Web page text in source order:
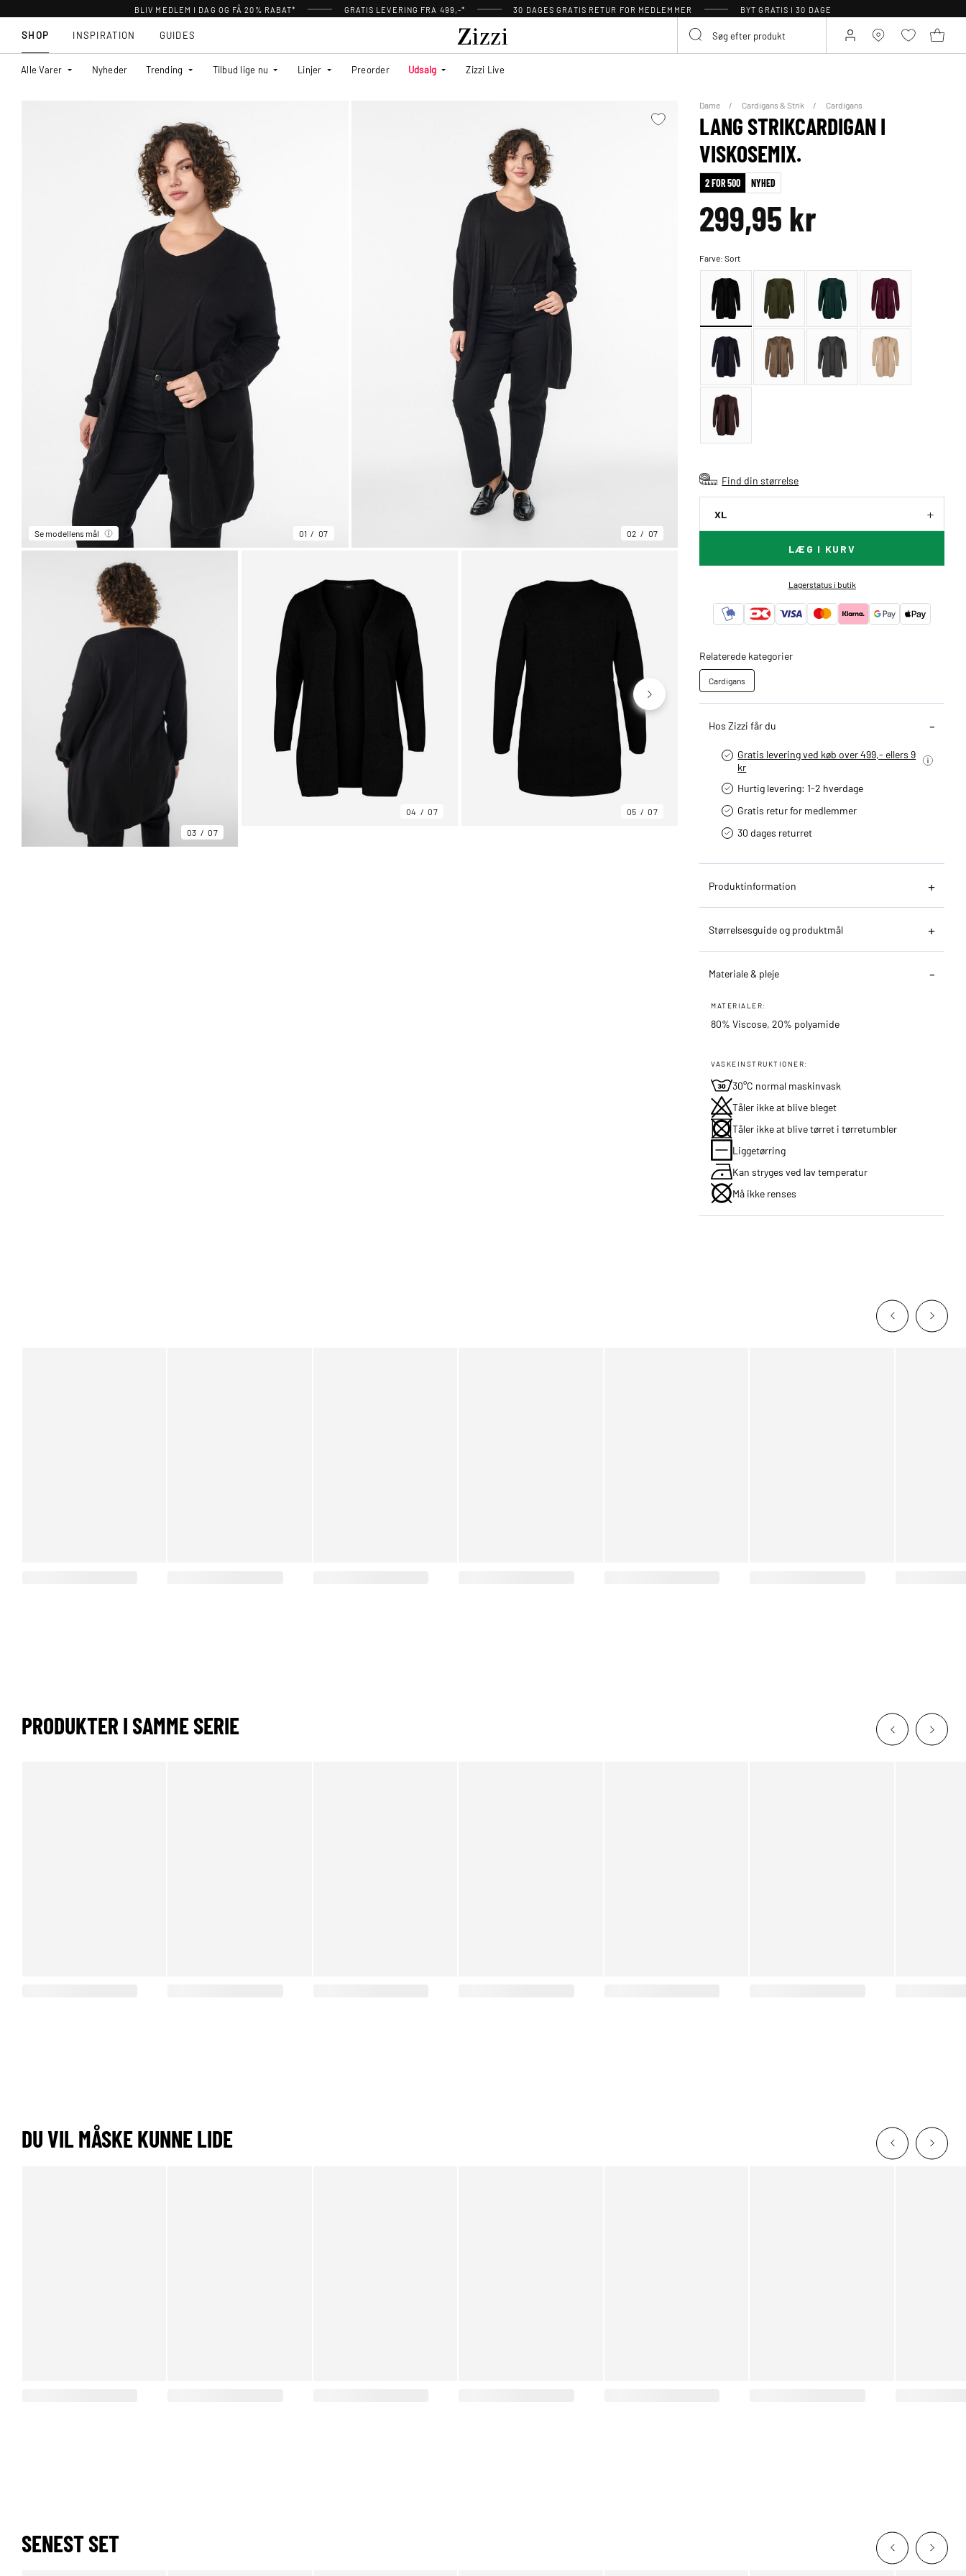
BLIV MEDLEM I DAG OG FÅ 20% RABAT* GRATIS LEVERING FRA 499,-* 30 DAGES GRATIS RETUR FOR MEDLEMMER BYT GRATIS I 30 DAGE
SHOP
Alle Varer Nyheder Trending Tilbud lige nu Linjer Preorder Udsalg Zizzi Live
INSPIRATION GUIDES
Se modellens mål 01 07 02 07
03 07
04 07 05 07 06
Dame Cardigans & Strik Cardigans
LANG STRIKCARDIGAN I
VISKOSEMIX.
2 FOR 500 NYHED
299,95 kr
Farve:Sort
Find din størrelse
XL
LÆG I KURV
Lagerstatus i butik
Relaterede kategorier
Cardigans
Hos Zizzi får du
Gratis levering ved køb over 499,- ellers 9
kr
Hurtig levering­: 1-2 hverdage
Gratis retur for medlemmer
30 dages returret
Produktinformation
Størrelsesguide og produktmål
Materiale & pleje
MATERIALER:
80% Viscose, 20% polyamide
VASKEINSTRUKTIONER:
30°C normal maskinvask
Tåler ikke at blive bleget
Tåler ikke at blive tørret i tørretumbler
Liggetørring
Kan stryges ved lav temperatur
Må ikke renses
PRODUKTER I SAMME SERIE
DU VIL MÅSKE KUNNE LIDE
SENEST SET